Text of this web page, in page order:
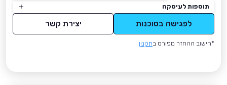
תוספות לעיסקה
לפגישה בסוכנות יצירת קשר
*חישוב ההחזר מפורט בתקנון